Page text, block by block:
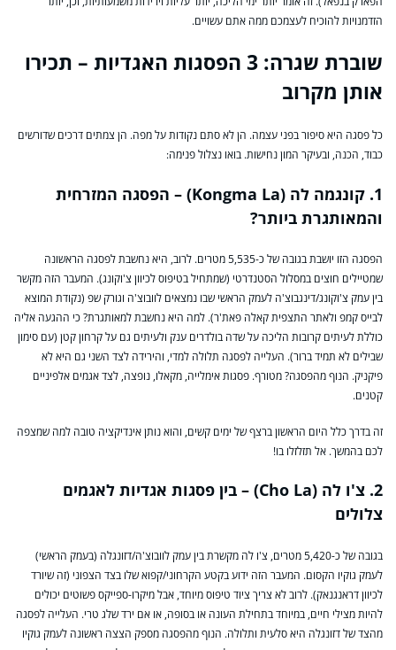
הזדמנויות להוכיח לעצמכם ממה אתם עשויים.
שוברת שגרה: 3 הפסגות האגדיות – תכירו
אותן מקרוב
כל פסגה היא סיפור בפני עצמה. הן לא סתם נקודות על מפה. הן צמתים דרכים שדורשים
כבוד, הכנה, ובעיקר המון נחישות. בואו נצלול פנימה:
1. קונגמה לה (Kongma La) – הפסגה המזרחית
והמאותגרת ביותר?
הפסגה הזו יושבת בגובה של כ-5,535 מטרים. לרוב, היא נחשבת לפסגה הראשונה
שמטיילים חוצים במסלול הסטנדרטי (שמתחיל בטיפוס לכיוון צ'וקונג). המעבר הזה מקשר
בין עמק צ'וקונג/דינגבוצ'ה לעמק הראשי שבו נמצאים לוובוצ'ה וגורק שפ (נקודת המוצא
לבייס קמפ ולאתר התצפית קאלה פאת'ר). למה היא נחשבת למאותגרת? כי ההגעה אליה
כוללת לעיתים קרובות הליכה על שדה בולדרים ענק ולעיתים גם על קרחון קטן (עם סימון
שבילים לא תמיד ברור). העלייה לפסגה תלולה למדי, והירידה לצד השני גם היא לא
פיקניק. הנוף מהפסגה? מטורף. פסגות אימלייה, מקאלו, נופצה, לצד אגמים אלפיניים
קטנים.
זה בדרך כלל היום הראשון ברצף של ימים קשים, והוא נותן אינדיקציה טובה למה שמצפה
לכם בהמשך. אל תזלזלו בו!
2. צ'ו לה (Cho La) – בין פסגות אגדיות לאגמים
צלולים
בגובה של כ-5,420 מטרים, צ'ו לה מקשרת בין עמק לוובוצ'ה/דזונגלה (בעמק הראשי)
לעמק גוקיו הקסום. המעבר הזה ידוע בקטע הקרחוני/קפוא שלו בצד הצפוני (זה שיורד
לכיוון דראנגנאק). לרוב לא צריך ציוד טיפוס מיוחד, אבל מיקרו-ספייקס פשוטים יכולים
להיות מצילי חיים, במיוחד בתחילת העונה או בסופה, או אם ירד שלג טרי. העלייה לפסגה
מהצד של דזונגלה היא סלעית ותלולה. הנוף מהפסגה מספק הצצה ראשונה לעמק גוקיו